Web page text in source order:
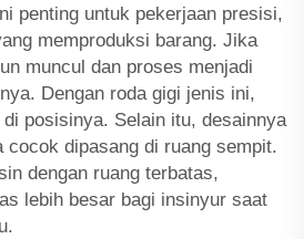
penting untuk pekerjaan presisi,
memproduksi barang. Jika
muncul dan proses menjadi
Dengan roda gigi jenis ini,
posisinya. Selain itu, desainnya
cocok dipasang di ruang sempit.
dengan ruang terbatas,
lebih besar bagi insinyur saat